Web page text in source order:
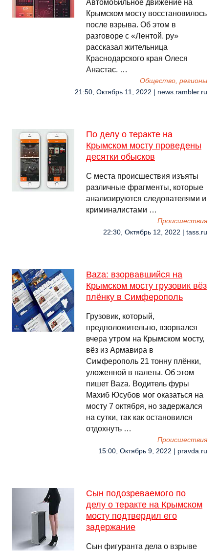
Автомобильное движение на
Крымском мосту восстановилось
после взрыва. Об этом в
разговоре с «Лентой. ру»
рассказал жительница
Краснодарского края Олеся
Анастас. …
Общество, регионы
21:50, Октябрь 11, 2022 | news.rambler.ru
По делу о теракте на
Крымском мосту проведены
десятки обысков
С места происшествия изъяты
различные фрагменты, которые
анализируются следователями и
криминалистами …
Происшествия
22:30, Октябрь 12, 2022 | tass.ru
Baza: взорвавшийся на
Крымском мосту грузовик вёз
плёнку в Симферополь
Грузовик, который,
предположительно, взорвался
вчера утром на Крымском мосту,
вёз из Армавира в
Симферополь 21 тонну плёнки,
уложенной в палеты. Об этом
пишет Baza. Водитель фуры
Махиб Юсубов мог оказаться на
мосту 7 октября, но задержался
на сутки, так как остановился
отдохнуть …
Происшествия
15:00, Октябрь 9, 2022 | pravda.ru
Сын подозреваемого по
делу о теракте на Крымском
мосту подтвердил его
задержание
Сын фигуранта дела о взрыве